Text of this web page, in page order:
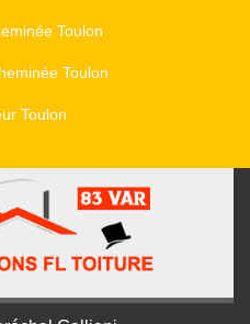
Toulon
Toulon
Toulon